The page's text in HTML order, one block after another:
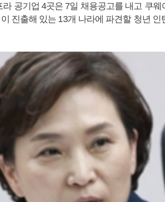
공기업 4곳은 7일 채용공고를 내고 쿠웨
진출해 있는 13개 나라에 파견할 청년 인